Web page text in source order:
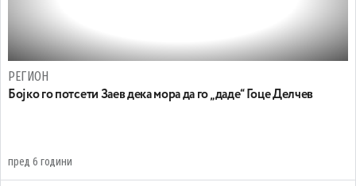
РЕГИОН
Бојко го потсети Заев дека мора да го „даде“ Гоце Делчев
пред 6 години